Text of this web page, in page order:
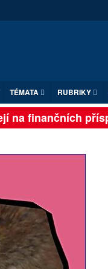
TÉMATA RUBRIKY
finančních